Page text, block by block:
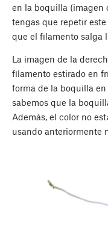
en la boquilla (imagen
tengas que repetir
que el filamento salga
La imagen de la
filamento estirado en
forma de la boquilla
sabemos que la
Además, el color no
usando anteriormente